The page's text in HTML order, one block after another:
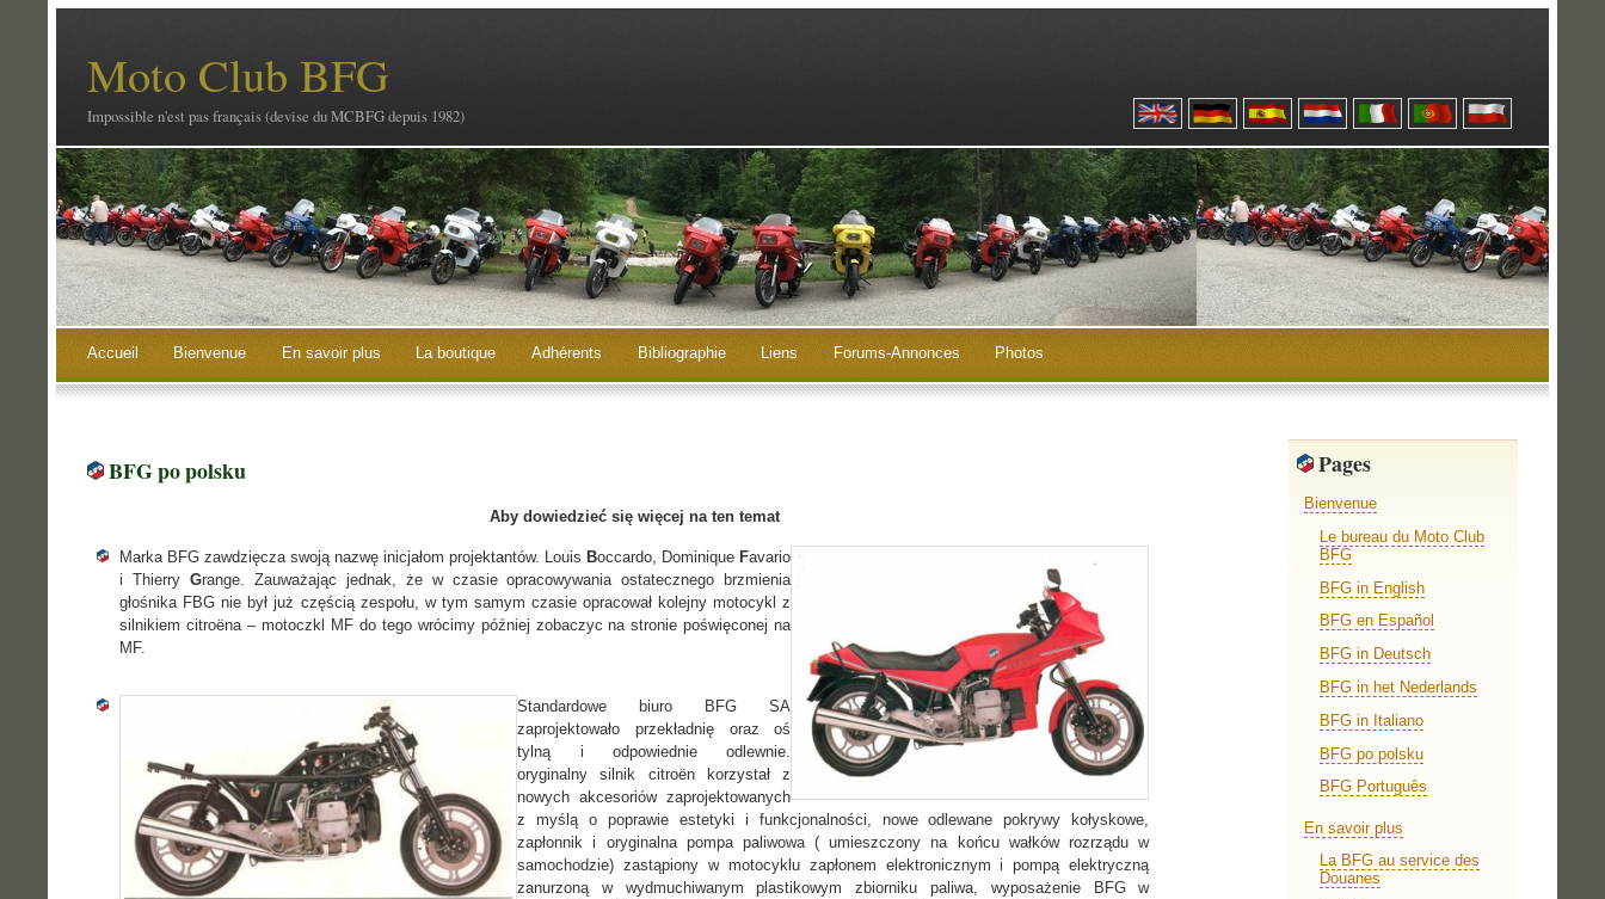
Moto Club BFG
Impossible n'est pas français (devise du MCBFG depuis 1982)
Accueil Bienvenue En savoir plus La boutique Adhérents Bibliographie Liens Forums-Annonces Photos
BFG po polsku
Aby dowiedzieć się więcej na ten temat
Marka BFG zawdzięcza swoją nazwę inicjałom projektantów. Louis Boccardo, Dominique Favario
i Thierry Grange. Zauważając jednak, że w czasie opracowywania ostatecznego brzmienia
głośnika FBG nie był już częścią zespołu, w tym samym czasie opracował kolejny motocykl z
silnikiem citroëna – motoczkl MF do tego wrócimy później zobaczyc na stronie poświęconej na
MF.
Standardowe biuro BFG SA
zaprojektowało przekładnię oraz oś
tylną i odpowiednie odlewnie.
oryginalny silnik citroën korzystał z
nowych akcesoriów zaprojektowanych
z myślą o poprawie estetyki i funkcjonalności, nowe odlewane pokrywy kołyskowe,
zapłonnik i oryginalna pompa paliwowa ( umieszczony na końcu wałków rozrządu w
samochodzie) zastąpiony w motocyklu zapłonem elektronicznym i pompą elektryczną
zanurzoną w wydmuchiwanym plastikowym zbiorniku paliwa, wyposażenie BFG w
Pages
Bienvenue
Le bureau du Moto Club
BFG
BFG in English
BFG en Español
BFG in Deutsch
BFG in het Nederlands
BFG in Italiano
BFG po polsku
BFG Português
En savoir plus
La BFG au service des
Douanes